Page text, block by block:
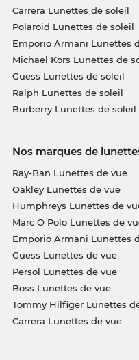
Carrera Lunettes de soleil
Polaroid Lunettes de soleil
Emporio Armani Lunettes
Michael Kors Lunettes de
Guess Lunettes de soleil
Ralph Lunettes de soleil
Burberry Lunettes de soleil
Nos marques de
Ray-Ban Lunettes de vue
Oakley Lunettes de vue
Humphreys Lunettes de
Marc O Polo Lunettes de
Emporio Armani Lunettes
Guess Lunettes de vue
Persol Lunettes de vue
Boss Lunettes de vue
Tommy Hilfiger Lunettes
Carrera Lunettes de vue